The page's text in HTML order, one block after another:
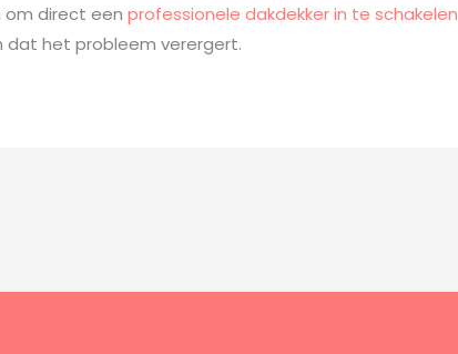
om direct eenprofessionele dakdekker in te schakelen
dat het probleem verergert.